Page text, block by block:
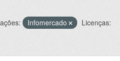
Infomercado
Licenças: